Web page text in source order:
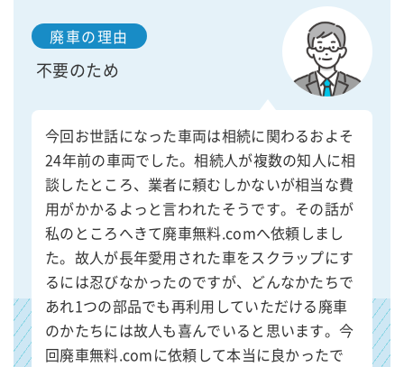
廃車の理由
不要のため
今回お世話になった車両は相続に関わるおよそ
24年前の車両でした。相続人が複数の知人に相
談したところ、業者に頼むしかないが相当な費
用がかかるよっと言われたそうです。その話が
私のところへきて廃車無料.comへ依頼しまし
た。故人が長年愛用された車をスクラップにす
るには忍びなかったのですが、どんなかたちで
あれ1つの部品でも再利用していただける廃車
のかたちには故人も喜んでいると思います。今
回廃車無料.comに依頼して本当に良かったで